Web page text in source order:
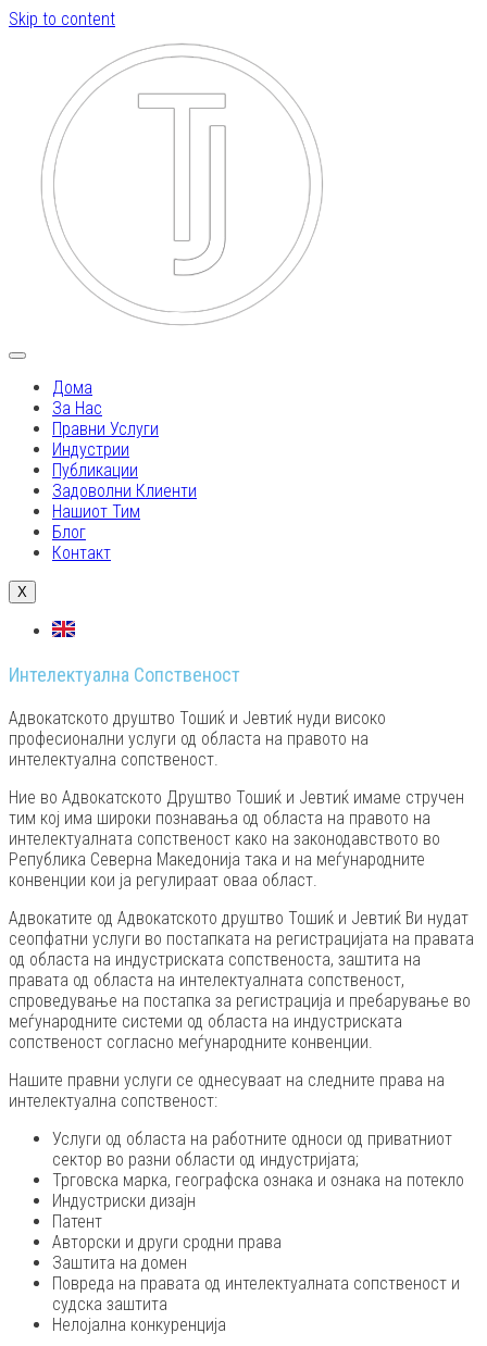
Skip to content
Дома
За Нас
Правни Услуги
Индустрии
Публикации
Задоволни Клиенти
Нашиот Тим
Блог
Контакт
X
Интелектуална Сопственост
Адвокатското друштво Тошиќ и Јевтиќ нуди високо
професионални услуги од областа на правото на
интелектуална сопственост.
Ние во Адвокатското Друштво Тошиќ и Јевтиќ имаме стручен
тим кој има широки познавања од областа на правото на
интелектуалната сопственост како на законодавството во
Република Северна Македонија така и на меѓународните
конвенции кои ја регулираат оваа област.
Адвокатите од Адвокатското друштво Тошиќ и Јевтиќ Ви нудат
сеопфатни услуги во постапката на регистрацијата на правата
од областа на индустриската сопственоста, заштита на
правата од областа на интелектуалната сопственост,
спроведување на постапка за регистрација и пребарување во
меѓународните системи од областа на индустриската
сопственост согласно меѓународните конвенции.
Нашите правни услуги се однесуваат на следните права на
интелектуална сопственост:
Услуги од областа на работните односи од приватниот
сектор во разни области од индустријата;
Трговска марка, географска ознака и ознака на потекло
Индустриски дизајн
Патент
Авторски и други сродни права
Заштита на домен
Повреда на правата од интелектуалната сопственост и
судска заштита
Нелојална конкуренција